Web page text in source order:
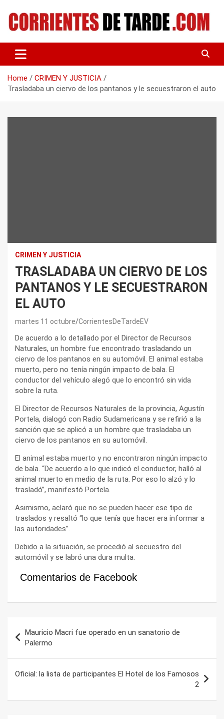
content
CORRIENTES DE TARDE
Home
CRIMEN Y JUSTICIA
Trasladaba un ciervo de los pantanos y le secuestraron el auto
CRIMEN Y JUSTICIA
TRASLADABA UN CIERVO DE LOS
PANTANOS Y LE SECUESTRARON
EL AUTO
martes 11 octubre CorrientesDeTardeEV
De acuerdo a lo detallado por el Director de Recursos
Naturales, un hombre fue encontrado trasladando un
ciervo de los pantanos en su automóvil. El animal estaba
muerto, pero no tenía ningún impacto de bala. El
conductor del vehículo alegó que lo encontró sin vida
sobre la ruta.
El Director de Recursos Naturales de la provincia, Agustín
Portela, dialogó con Radio Sudamericana y se refirió a la
sanción que se aplicó a un hombre que trasladaba un
ciervo de los pantanos en su automóvil.
El animal estaba muerto y no encontraron ningún impacto
de bala. “De acuerdo a lo que indicó el conductor, halló al
animal muerto en medio de la ruta. Por eso lo alzó y lo
trasladó”, manifestó Portela.
Asimismo, aclaró que no se pueden hacer ese tipo de
traslados y resaltó “lo que tenía que hacer era informar a
las autoridades”.
Debido a la situación, se procedió al secuestro del
automóvil y se labró una dura multa.
Comentarios de Facebook
de
entradas
Mauricio Macri fue operado en un sanatorio de
Palermo
Oficial: la lista de participantes El Hotel de los Famosos
2